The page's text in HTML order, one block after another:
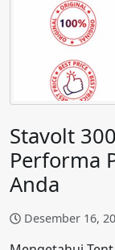
Stavolt
Performa
Anda
Desember 16,